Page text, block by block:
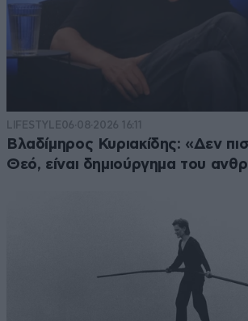
LIFESTYLE06·08·2026 16:11
Βλαδίμηρος Κυριακίδης: «Δεν
Θεό, είναι δημιούργημα του